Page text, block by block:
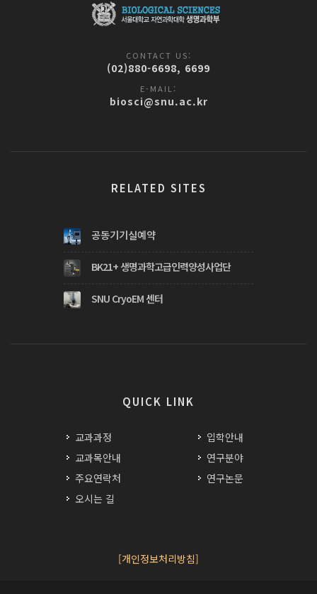
CONTACT US:
(02)880-6698, 6699
E-MAIL:
biosci@snu.ac.kr
RELATED SITES
공동기기실예약
BK21+ 생명과학고급인력양성사업단
SNU CryoEM 센터
QUICK LINK
교과과정
교과목안내
주요연락처
오시는 길
입학안내
연구분야
연구논문
[개인정보처리방침]